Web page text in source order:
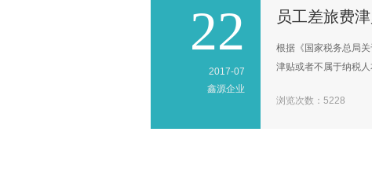
22
2017-07
鑫源企业
员工差旅费
根据《国家税务总局
津贴或者不属于纳税人
浏览次数：5228